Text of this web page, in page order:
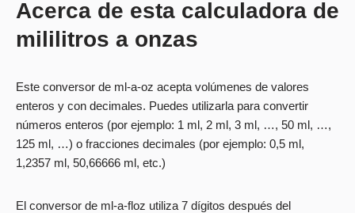
Acerca de esta calculadora de
mililitros a onzas
Este conversor de ml-a-oz acepta volúmenes de valores
enteros y con decimales. Puedes utilizarla para convertir
números enteros (por ejemplo: 1 ml, 2 ml, 3 ml, …, 50 ml, …,
125 ml, …) o fracciones decimales (por ejemplo: 0,5 ml,
1,2357 ml, 50,66666 ml, etc.)
El conversor de ml-a-floz utiliza 7 dígitos después del